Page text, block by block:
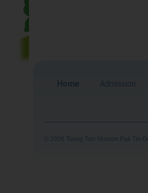
Home Admission
© 2026 Tsung Tsin Mission Pak Tin